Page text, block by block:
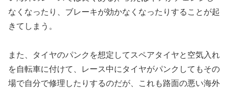
なくなったり、ブレーキが効かなくなったりすることが起
きてしまう。
また、タイヤのパンクを想定してスペアタイヤと空気入れ
を自転車に付けて、レース中にタイヤがパンクしてもその
場で自分で修理したりするのだが、これも路面の悪い海外